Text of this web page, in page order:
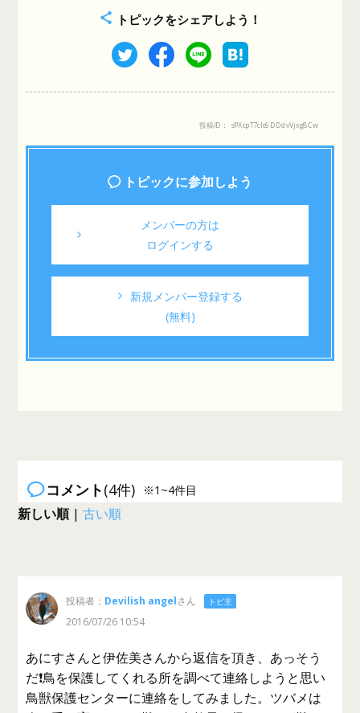
トピックをシェアしよう！
投稿ID： sPXcpT7cIc6DDdvVjxg8Cw
トピックに参加しよう
メンバーの方は
ログインする
新規メンバー登録する
(無料)
コメント(4件) ※1~4件目
新しい順|古い順
投稿者： Devilish angelさん トピ主
2016/07/26 10:54
あにすさんと伊佐美さんから返信を頂き、あっそう
だ❗鳥を保護してくれる所を調べて連絡しようと思い
鳥獣保護センターに連絡をしてみました。ツバメは